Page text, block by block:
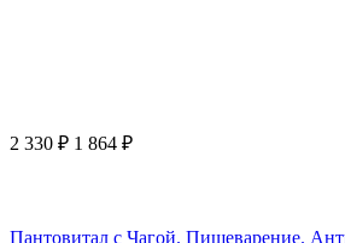
2 330 ₽ 1 864 ₽
Пантовитал с Чагой. Пищеварение.